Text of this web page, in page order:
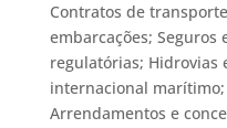
Contratos de
embarcações; Seguros
regulatórias; Hidrovias
internacional
Arrendamentos e